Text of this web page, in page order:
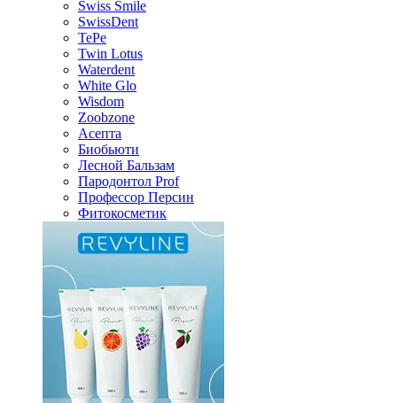
Swiss Smile
SwissDent
TePe
Twin Lotus
Waterdent
White Glo
Wisdom
Zoobzone
Асепта
Биобьюти
Лесной Бальзам
Пародонтол Prof
Профессор Персин
Фитокосметик